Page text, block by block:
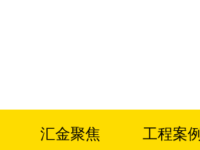
汇金聚焦 工程案例